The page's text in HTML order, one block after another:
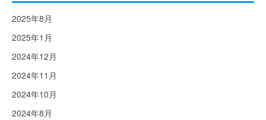
2025年8月
2025年1月
2024年12月
2024年11月
2024年10月
2024年8月